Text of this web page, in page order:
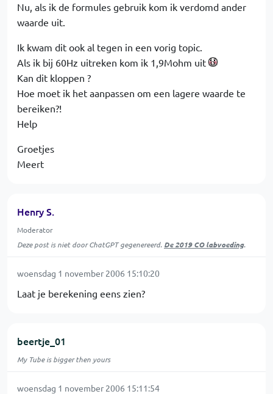
Nu, als ik de formules gebruik kom ik verdomd ander
waarde uit.
Ik kwam dit ook al tegen in een vorig topic.
Als ik bij 60Hz uitreken kom ik 1,9Mohm uit
Kan dit kloppen ?
Hoe moet ik het aanpassen om een lagere waarde te
bereiken?!
Help
Groetjes
Meert
Henry S.
Moderator
Deze post is niet door ChatGPT gegenereerd. De 2019 CO labvoeding.
woensdag 1 november 2006 15:10:20
Laat je berekening eens zien?
beertje_01
My Tube is bigger then yours
woensdag 1 november 2006 15:11:54